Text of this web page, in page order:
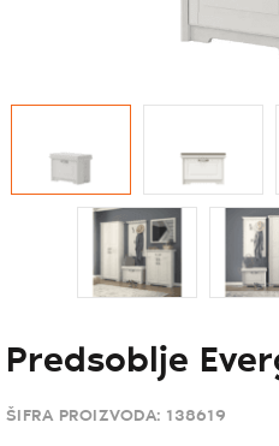
Predsoblje
ŠIFRA PROIZVODA: 138619